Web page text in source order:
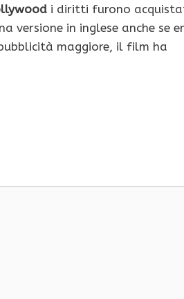
i diritti furono
in inglese anche se
maggiore, il film ha